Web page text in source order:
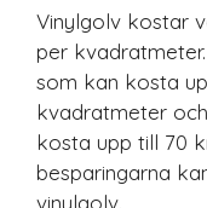
Vinylgolv kostar
per
som kan kosta
kvadratmeter
kosta upp till 70
besparingarna
vinylgolv.